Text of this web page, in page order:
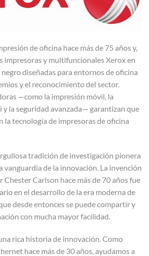
de oficina hace más de 75 años y,
impresoras y multifuncionales Xerox en
diseñadas para entornos de oficina
y el reconocimiento del sector.
—como la impresión móvil, la
la seguridad avanzada— garantizan que
la tecnología de impresoras de oficina
tradición de investigación pionera
vanguardia de la innovación. La invención
Chester Carlson hace más de 70 años fue
en el desarrollo de la era moderna de
desde entonces se puede compartir y
con mucha mayor facilidad.
rica historia de innovación. Como
hace más de 30 años, ayudamos a